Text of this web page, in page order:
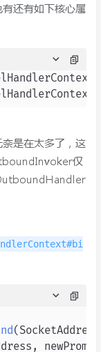
还有如下核心属
是在太多了，这
仅